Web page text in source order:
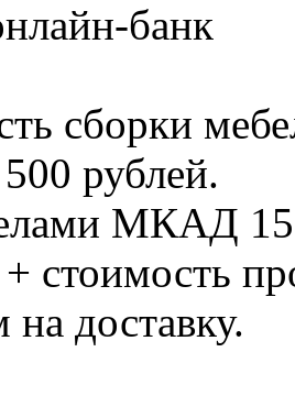
банк
сборки
рублей.
МКАД
стоимость
доставку.